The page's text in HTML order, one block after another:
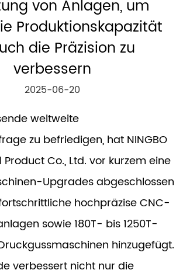
von Anlagen, um
Produktionskapazität
die Präzision zu
verbessern
2025-06-20